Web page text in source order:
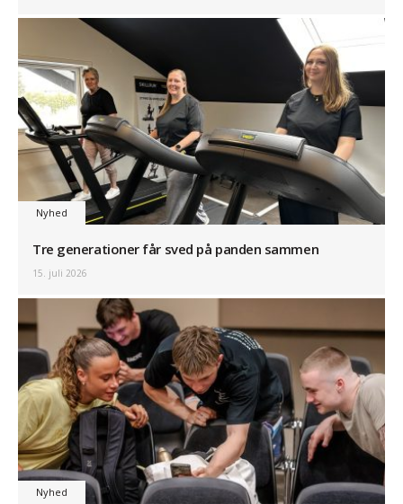
Nyhed
Tre generationer får sved på panden sammen
15. juli 2026
Nyhed